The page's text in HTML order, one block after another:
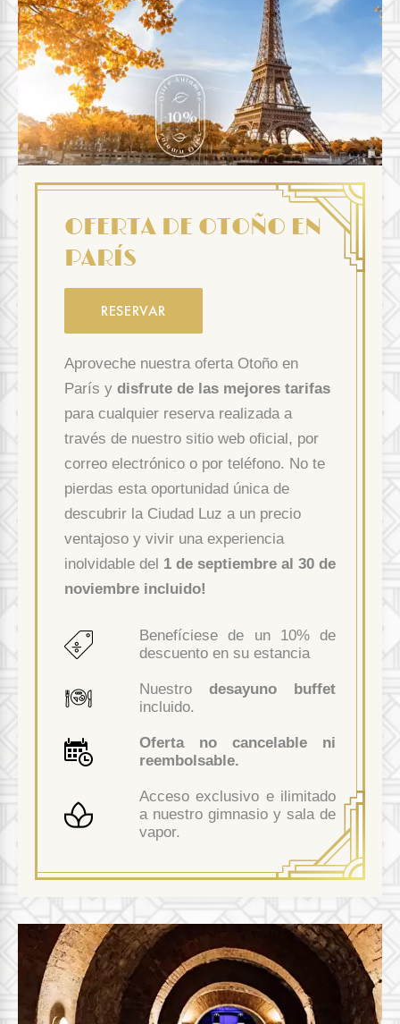
OFERTA DE OTOÑO EN
PARÍS
RESERVAR
Aproveche nuestra oferta Otoño en
París y disfrute de las mejores tarifas
para cualquier reserva realizada a
través de nuestro sitio web oficial, por
correo electrónico o por teléfono. No te
pierdas esta oportunidad única de
descubrir la Ciudad Luz a un precio
ventajoso y vivir una experiencia
inolvidable del 1 de septiembre al 30 de
noviembre incluido!
Benefíciese de un 10% de
descuento en su estancia
Nuestro desayuno buffet
incluido.
Oferta no cancelable ni
reembolsable.
Acceso exclusivo e ilimitado
a nuestro gimnasio y sala de
vapor.